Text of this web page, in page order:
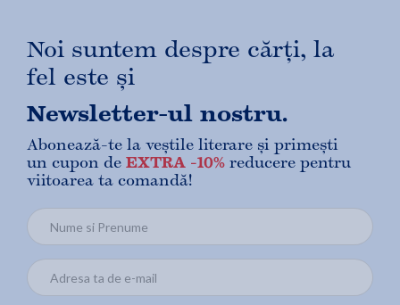
Noi suntem despre cărți, la
fel este și
Newsletter-ul nostru.
Abonează-te la veștile literare și primești
un cupon de EXTRA -10% reducere pentru
viitoarea ta comandă!